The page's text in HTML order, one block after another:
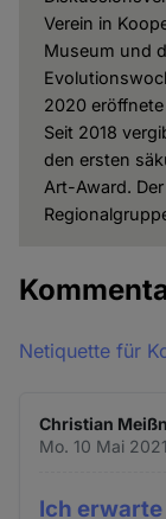
Verein in
Museum und
2020
Seit 2018
den ersten
Art-Award. Der
Netiquette für
Christian
Mo. 10 Mai
Ich